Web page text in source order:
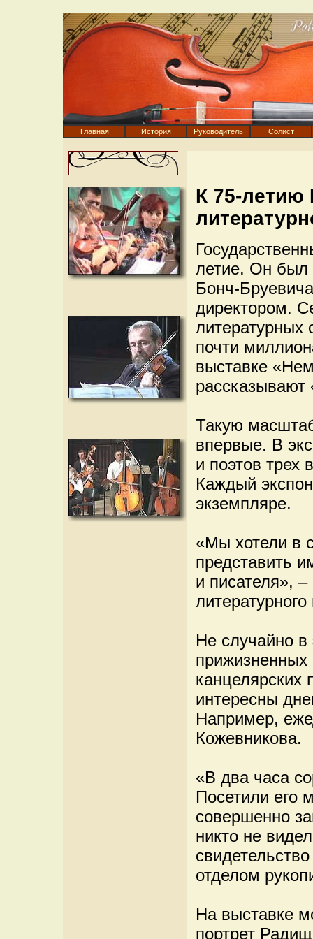
Главная История Руководитель Солист
К 75-летию
летие. Он был
Бонч-
директором.
литературных
почти
выставке
рассказывают
Такую
впервые. В
и поэтов трех
Каждый
экземпляре.
«Мы хотели в
представить
и писателя», –
Не случайно в
прижизненных
канцелярских
интересны
Например,
Кожевникова.
«В два часа
Посетили его
совершенно
никто не
отделом
На выставке
портрет